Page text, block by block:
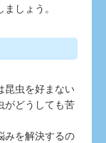
しょう。
昆虫を好まない
がどうしても苦
みを解決するの